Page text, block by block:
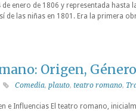
enero de 1806 y representada hasta
de las niñas en 1801. Era la primera
Origen,
Comedia, plauto, teatro romano,
e Influencias El teatro romano,